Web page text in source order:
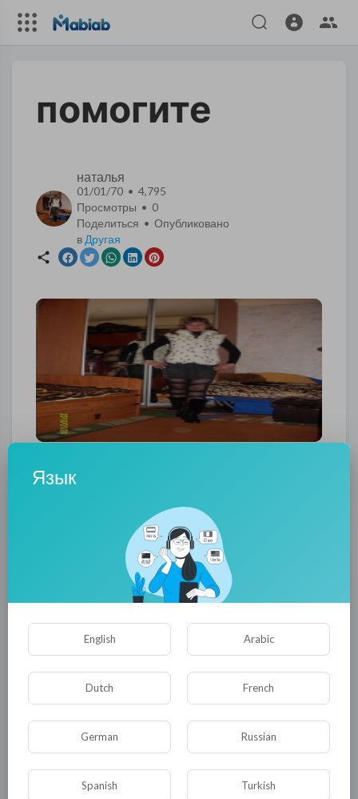
помогите
наталья
01/01/70 • 4,795
Просмотры • 0
Поделиться • Опубликовано
в Другая
Здраствуйте меня завут Наталья я проживаю
в Донецке и воспитываю 11 летнего сына из
за ситуации в стране алименты не получаю и
июля месяца очень нуждаюсь в финансовой
10 гривен мы бы с сыном были бы вам очень
благодарны зарание огромное человеческое
СПАСИБО Я.К 410012343581599 карта
приват банка 4405 8858 23917189 с
уважением!Гринец Наталья Василевна
0 0 • 0 Комментарии
Язык
English Arabic
Dutch French
German Russian
Spanish Turkish